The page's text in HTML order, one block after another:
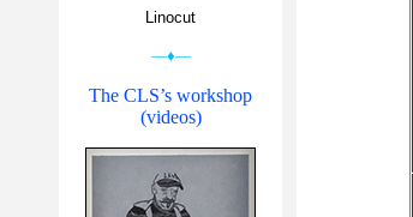
Linocut
—♦—
The CLS’s workshop
(videos)